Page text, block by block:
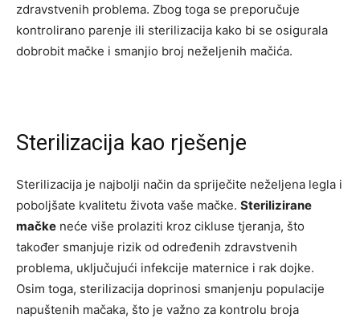
zdravstvenih problema. Zbog toga se preporučuje
kontrolirano parenje ili sterilizacija kako bi se osigurala
dobrobit mačke i smanjio broj neželjenih mačića.
Sterilizacija kao rješenje
Sterilizacija je najbolji način da spriječite neželjena legla i
poboljšate kvalitetu života vaše mačke. Sterilizirane
mačke neće više prolaziti kroz cikluse tjeranja, što
također smanjuje rizik od određenih zdravstvenih
problema, uključujući infekcije maternice i rak dojke.
Osim toga, sterilizacija doprinosi smanjenju populacije
napuštenih mačaka, što je važno za kontrolu broja